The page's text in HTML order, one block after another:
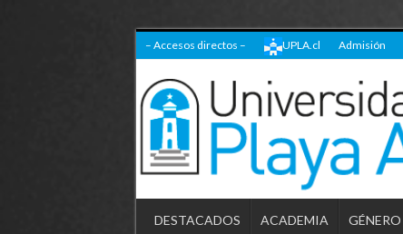
– Accesos directos – UPLA.cl Admisión
DESTACADOS ACADEMIA GÉNERO